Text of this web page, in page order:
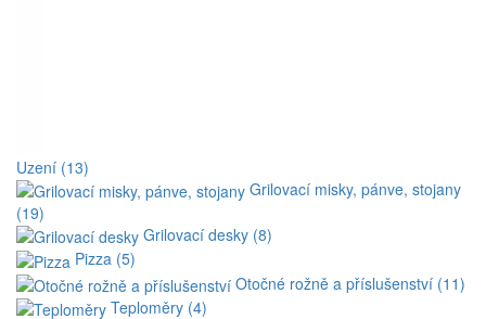
Uzení (13)
Grilovací misky, pánve, stojany
(19)
Grilovací desky (8)
Pizza (5)
Otočné rožně a příslušenství (11)
Teploměry (4)